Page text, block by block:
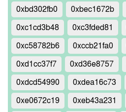
0xbd302fb0
0xbec1672b
0xc1cd3b48
0xc3fded81
0xc58782b6
0xccb21fa0
0xd1cc37f7
0xd36e8757
0xdcd54990
0xdea16c73
0xe0672c19
0xeb43a231